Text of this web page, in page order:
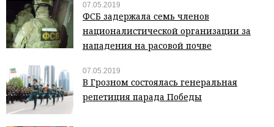
07.05.2019
ФСБ задержала семь членов
националистической организации за
нападения на расовой почве
07.05.2019
В Грозном состоялась генеральная
репетиция парада Победы